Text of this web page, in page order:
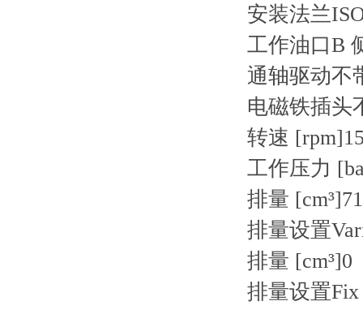
安装法兰
工作油口B
通轴驱动不
电磁铁插头
转速 [rpm]
工作压力
排量 [cm³]71
排量设置
排量 [cm³]0
排量设置Fix